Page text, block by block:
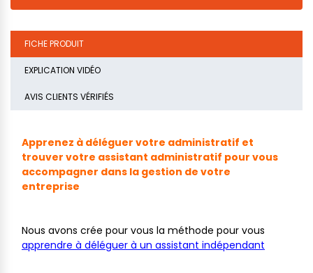
FICHE PRODUIT
EXPLICATION VIDÉO
AVIS CLIENTS VÉRIFIÉS
Apprenez à déléguer votre administratif et
trouver votre assistant administratif pour vous
accompagner dans la gestion de votre
entreprise
Nous avons crée pour vous la méthode pour vous
apprendre à déléguer à un assistant indépendant